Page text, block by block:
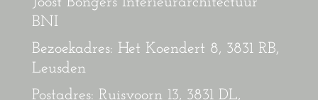
BNI
Bezoekadres: Het Koendert 8, 3831 RB,
Leusden
Postadres: Ruisvoorn 13, 3831 DL,